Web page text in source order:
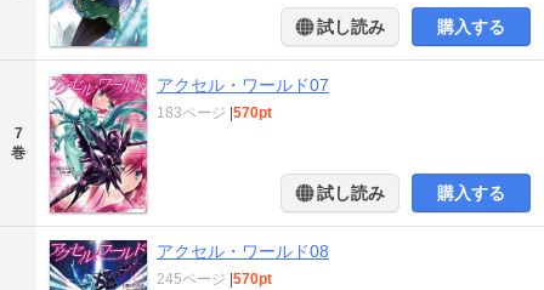
試し読み 購入する
7
巻
アクセル・ワールド07
183ページ 570pt
試し読み 購入する
アクセル・ワールド08
245ページ 570pt